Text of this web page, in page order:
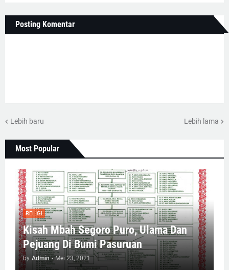
Posting Komentar
Lebih baru Lebih lama
Most Popular
RELIGI
Kisah Mbah Segoro Puro, Ulama Dan
Pejuang Di Bumi Pasuruan
by Admin - Mei 23, 2021